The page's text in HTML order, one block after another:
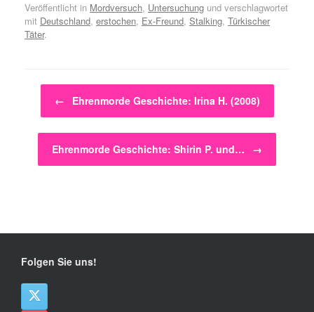
Veröffentlicht in Mordversuch, Untersuchung und verschlagwortet
mit Deutschland, erstochen, Ex-Freund, Stalking, Türkischer
Täter.
Beitragsnavigation
← Ehrenmorde Geschichte: Irina H. (2008)
Ehrenmorde Geschichte: Shirin P. und… →
Folgen Sie uns!